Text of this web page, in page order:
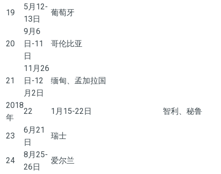
19
5月12-
13日
葡萄牙
20
9月 6
日-11
日
哥伦比亚
21
11月26
日-12
月2日
缅甸、孟加拉国
2018
年
22 1月15-22日 智利、秘鲁
23
6月21
日
瑞士
24
8月25-
26日
爱尔兰